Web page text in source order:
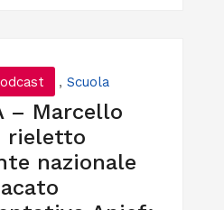
, Scuola
– Marcello
rieletto
nazionale